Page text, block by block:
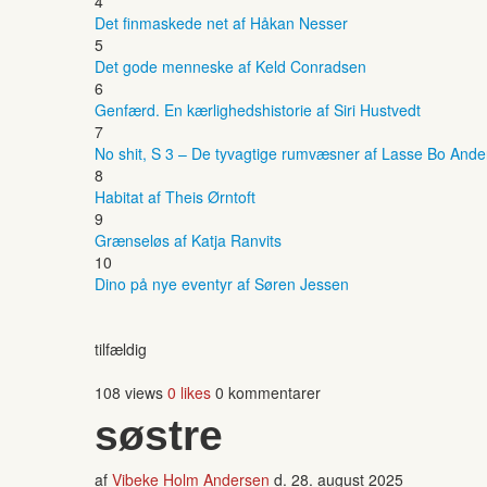
Det finmaskede net af Håkan Nesser
5
Det gode menneske af Keld Conradsen
6
Genfærd. En kærlighedshistorie af Siri Hustvedt
7
No shit, S 3 – De tyvagtige rumvæsner af Lasse Bo
8
Habitat af Theis Ørntoft
9
Grænseløs af Katja Ranvits
10
Dino på nye eventyr af Søren Jessen
tilfældig
108 views 0 likes 0 kommentarer
søstre
af Vibeke Holm Andersen d. 28. august 2025